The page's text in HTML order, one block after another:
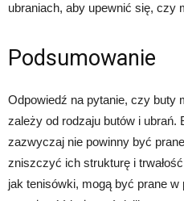
ubraniach, aby upewnić się, czy
Podsumowanie
Odpowiedź na pytanie, czy buty
zależy od rodzaju butów i ubrań.
zazwyczaj nie powinny być
zniszczyć ich strukturę i
jak tenisówki, mogą być prane